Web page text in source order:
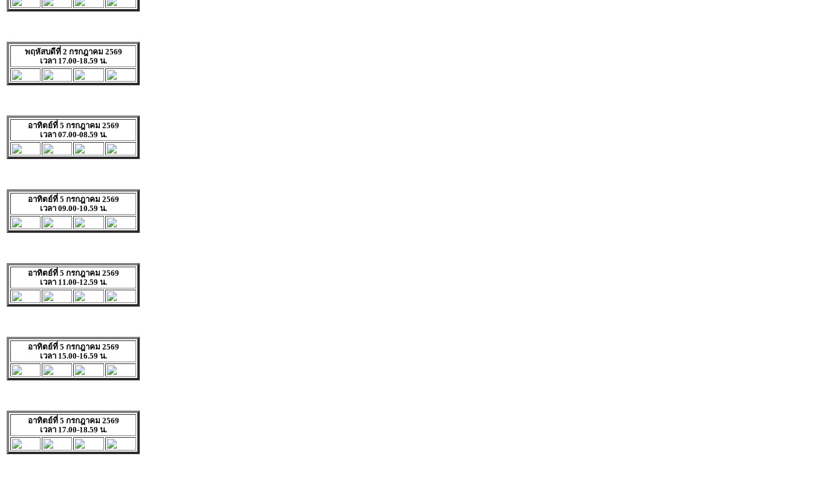
พฤหัสบดีที่ 2 กรกฎาคม 2569
เวลา 17.00-18.59 น.
อาทิตย์ที่ 5 กรกฎาคม 2569
เวลา 07.00-08.59 น.
อาทิตย์ที่ 5 กรกฎาคม 2569
เวลา 09.00-10.59 น.
อาทิตย์ที่ 5 กรกฎาคม 2569
เวลา 11.00-12.59 น.
อาทิตย์ที่ 5 กรกฎาคม 2569
เวลา 15.00-16.59 น.
อาทิตย์ที่ 5 กรกฎาคม 2569
เวลา 17.00-18.59 น.